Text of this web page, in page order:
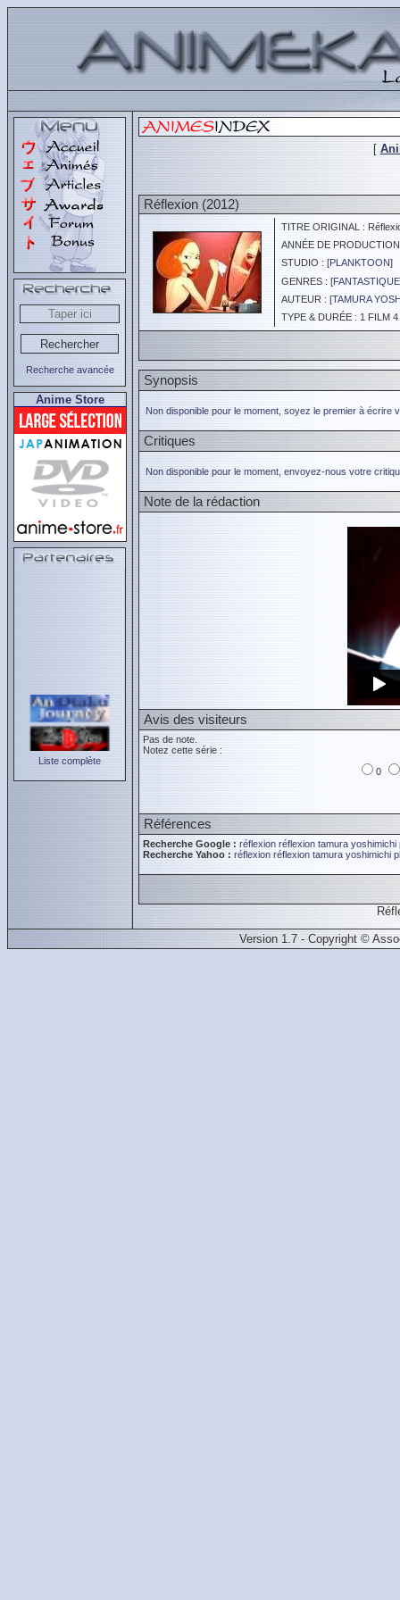
Recherche avancée
Anime Store
Liste complète
[
Réflexion (2012)
TITRE ORIGINAL :
ANNÉE DE
STUDIO : [PLANKTOON]
GENRES : [
AUTEUR : [TAMURA
TYPE & DURÉE : 1 FILM
Synopsis
Non disponible pour le moment, soyez le premier à écrire
Critiques
Non disponible pour le moment, envoyez-nous votre
Note de la rédaction
Avis des visiteurs
Pas de note.
Notez cette série :
0
Références
Recherche Google : réflexion réflexion tamura yoshimichi
Recherche Yahoo : réflexion réflexion tamura yoshimichi
Version 1.7 - Copyright ©